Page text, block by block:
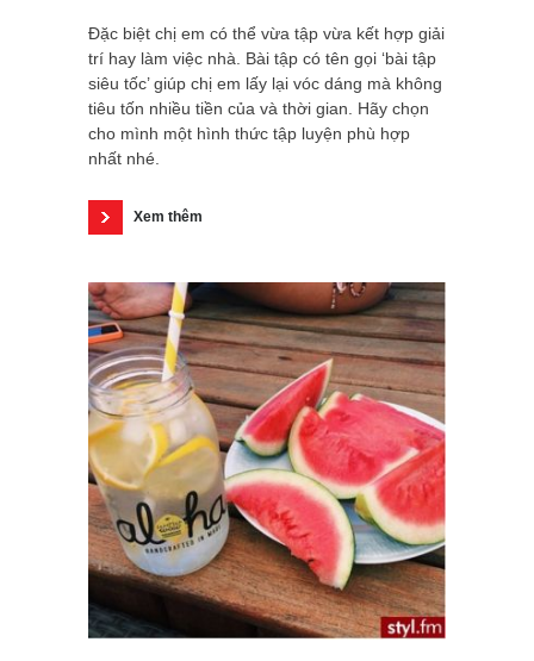
Đặc biệt chị em có thể vừa tập vừa kết hợp giải
trí hay làm việc nhà. Bài tập có tên gọi ‘bài tập
siêu tốc’ giúp chị em lấy lại vóc dáng mà không
tiêu tốn nhiều tiền của và thời gian. Hãy chọn
cho mình một hình thức tập luyện phù hợp
nhất nhé.
Xem thêm